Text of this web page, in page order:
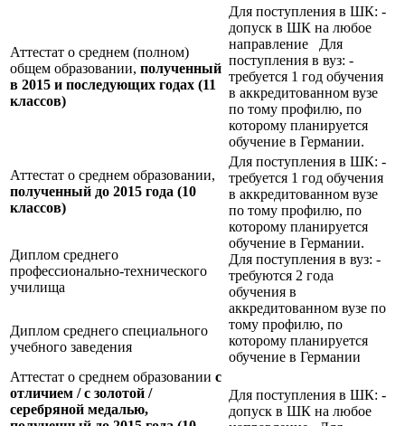
Аттестат о среднем (полном)
общем образовании, полученный
в 2015 и последующих годах (11
классов)
Для поступления в ШК: -
допуск в ШК на любое
направление Для
поступления в вуз: -
требуется 1 год обучения
в аккредитованном вузе
по тому профилю, по
которому планируется
обучение в Германии.
Аттестат о среднем образовании,
полученный до 2015 года (10
классов)
Для поступления в ШК: -
требуется 1 год обучения
в аккредитованном вузе
по тому профилю, по
которому планируется
обучение в Германии.
Для поступления в вуз: -
требуются 2 года
обучения в
аккредитованном вузе по
тому профилю, по
которому планируется
обучение в Германии
Диплом среднего
профессионально-технического
училища
Диплом среднего специального
учебного заведения
Аттестат о среднем образовании с
отличием / с золотой /
серебряной медалью,
Для поступления в ШК: -
допуск в ШК на любое